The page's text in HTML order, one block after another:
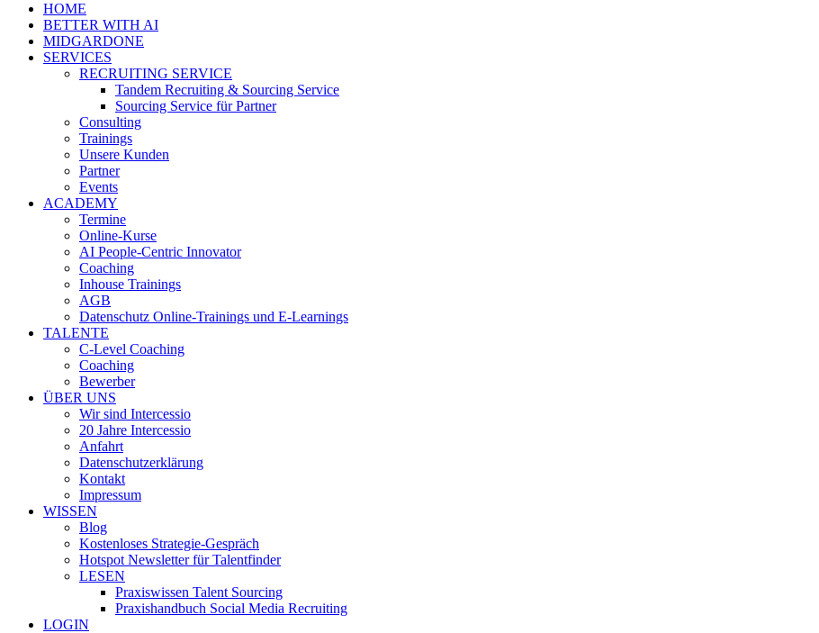
HOME
BETTER WITH AI
MIDGARDONE
SERVICES
RECRUITING SERVICE
Tandem Recruiting & Sourcing Service
Sourcing Service für Partner
Consulting
Trainings
Unsere Kunden
Partner
Events
ACADEMY
Termine
Online-Kurse
AI People-Centric Innovator
Coaching
Inhouse Trainings
AGB
Datenschutz Online-Trainings und E-Learnings
TALENTE
C-Level Coaching
Coaching
Bewerber
ÜBER UNS
Wir sind Intercessio
20 Jahre Intercessio
Anfahrt
Datenschutzerklärung
Kontakt
Impressum
WISSEN
Blog
Kostenloses Strategie-Gespräch
Hotspot Newsletter für Talentfinder
LESEN
Praxiswissen Talent Sourcing
Praxishandbuch Social Media Recruiting
LOGIN